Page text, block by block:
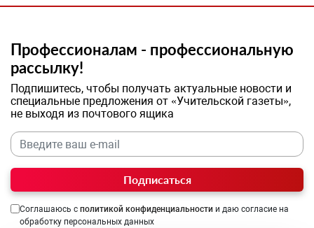
Профессионалам - профессиональную
рассылку!
Подпишитесь, чтобы получать актуальные новости и
специальные предложения от «Учительской газеты»,
не выходя из почтового ящика
Подписаться
Соглашаюсь с политикой конфиденциальности и даю согласие на
обработку персональных данных